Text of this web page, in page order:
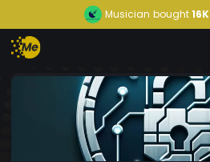
Musician bought16K